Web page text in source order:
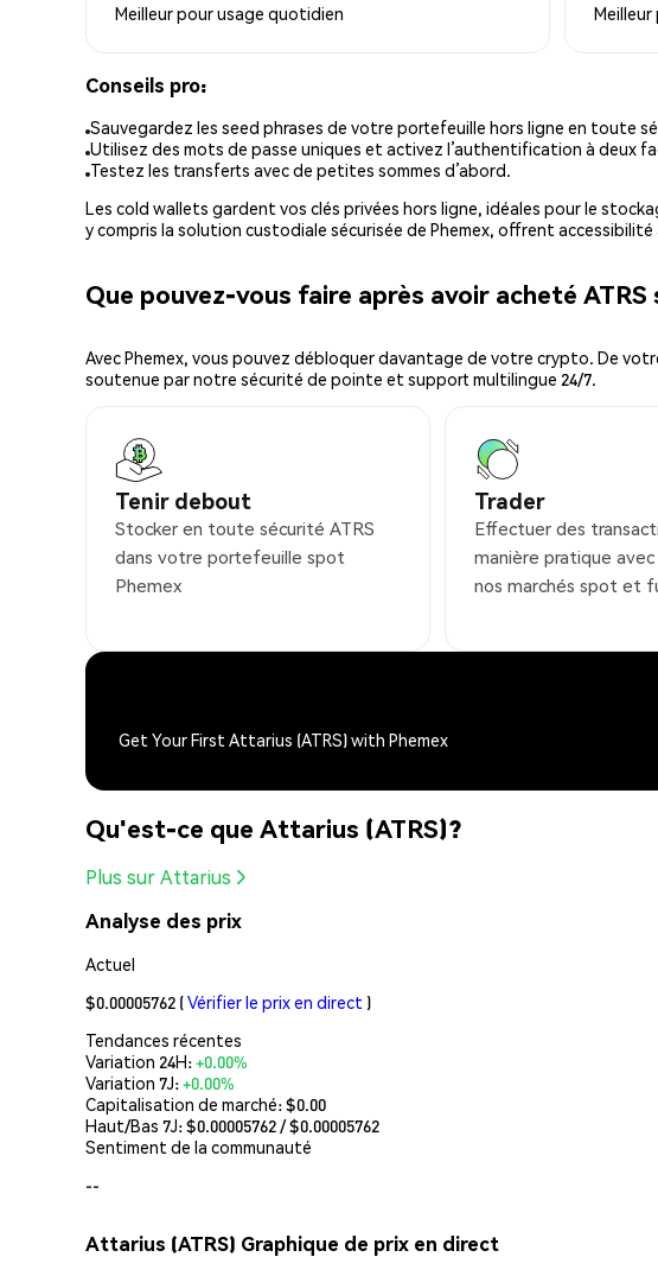
Meilleur pourusage quotidien
Meilleur
Conseils pro:
Sauvegardez les seed phrases de votre portefeuille hors ligne en toute
Utilisez des mots de passe uniques et activez l’authentification à deux
Testez les transferts avec de petites sommes d’abord.
Les cold wallets gardent vos clés privées hors ligne, idéales pour le
y compris la solution custodiale sécurisée de Phemex, offrent
Que pouvez-vous faire après avoir acheté ATRS
Avec Phemex, vous pouvez débloquer davantage de votre crypto. De
soutenue par notre sécurité de pointe et support multilingue 24/7.
Tenir debout
Stocker en toute sécurité ATRS
dans votre portefeuille spot
Phemex
Trader
Effectuer des
manière pratique avec
nos marchés spot et
Get Your First Attarius (ATRS) with Phemex
Qu'est-ce que Attarius (ATRS)?
Plus sur Attarius
Analyse des prix
Actuel
$0.00005762 (Vérifier le prix en direct )
Tendances récentes
Variation 24H:+0.00%
Variation 7J:+0.00%
Capitalisation de marché:$0.00
Haut/Bas 7J: $0.00005762/ $0.00005762
Sentiment de la communauté
--
Attarius (ATRS) Graphique de prix en direct